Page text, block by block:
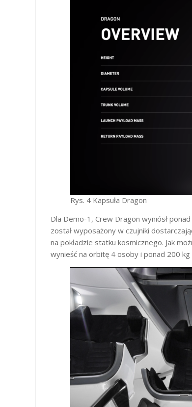
Rys. 4 Kapsuła Dragon
Dla Demo-1, Crew Dragon wyniósł
został wyposażony w czujniki
na pokładzie statku kosmicznego. Jak
wynieść na orbitę 4 osoby i ponad 200